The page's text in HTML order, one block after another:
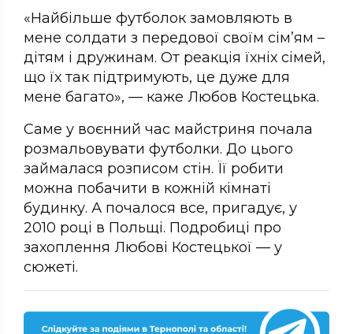
«Найбільше футболок замовляють в
мене солдати з передової своїм сім’ям –
дітям і дружинам. От реакція їхніх сімей,
що їх так підтримують, це дуже для
мене багато», — каже Любов Костецька.
Саме у воєнний час майстриня почала
розмальовувати футболки. До цього
займалася розписом стін. Її робити
можна побачити в кожній кімнаті
будинку. А почалося все, пригадує, у
2010 році в Польщі. Подробиці про
захоплення Любові Костецької — у
сюжеті.